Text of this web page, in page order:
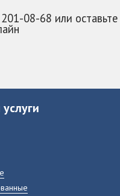
08-68 или оставьте